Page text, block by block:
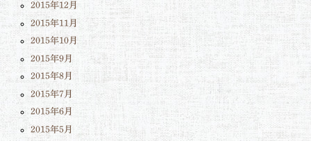
2015年12月
2015年11月
2015年10月
2015年9月
2015年8月
2015年7月
2015年6月
2015年5月